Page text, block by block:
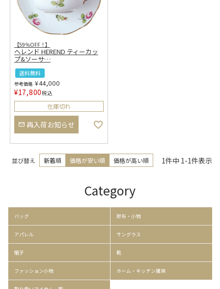
【59％OFF！】
ヘレンド HEREND ティーカッ
プ&ソーサ…
送料無料
参考価格 ¥44,000
¥17,800税込
在庫切れ
再入荷お知らせ
並び替え 新着順 価格が安い順 価格が高い順 1件中 1-1件表示
Category
バッグ 財布・小物
アパレル サングラス
帽子 靴
ファッション小物 ホーム・キッチン雑貨